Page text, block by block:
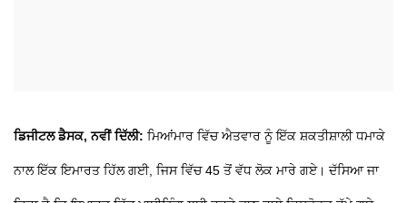
ਡਿਜੀਟਲ ਡੈਸਕ, ਨਵੀਂ ਦਿੱਲੀ: ਮਿਆਂਮਾਰ ਵਿੱਚ ਐਤਵਾਰ ਨੂੰ ਇੱਕ ਸ਼ਕਤੀਸ਼ਾਲੀ ਧਮਾਕੇ
ਨਾਲ ਇੱਕ ਇਮਾਰਤ ਹਿੱਲ ਗਈ, ਜਿਸ ਵਿੱਚ 45 ਤੋਂ ਵੱਧ ਲੋਕ ਮਾਰੇ ਗਏ। ਦੱਸਿਆ ਜਾ